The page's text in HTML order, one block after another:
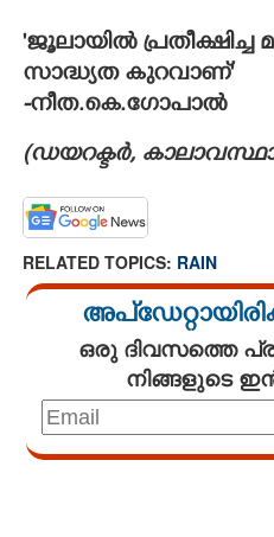
'ജൂലായിൽ പ്രതീക്ഷിച്ച
സാദ്ധ്യത കുറവാണ്'
-നീത.കെ.ഗോപാൽ
(ഡയറക്ടർ, കാലാവസ്ഥാ
RELATED TOPICS: RAIN
ഒരു ദിവസത്തെ
നിങ്ങളുടെ